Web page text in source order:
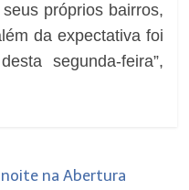
próprios bairros,
da expectativa foi
segunda-feira”,
na Abertura